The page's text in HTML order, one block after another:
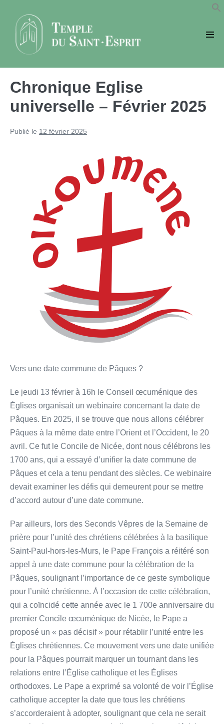
contenu
Chronique Eglise
universelle – Février 2025
Publié le 12 février 2025
Vers une date commune de Pâques ?
Le jeudi 13 février à 16h le Conseil œcuménique des
Églises organisait un webinaire concernant la date de
Pâques. En 2025, il se trouve que nous allons célébrer
Pâques à la même date entre l’Orient et l’Occident, le 20
avril. Ce fut le Concile de Nicée, dont nous célébrons les
1700 ans, qui a essayé d’unifier la date commune de
Pâques et cela a tenu pendant des siècles. Ce webinaire
devait examiner les défis qui demeurent pour se mettre
d’accord autour d’une date commune.
Par ailleurs, lors des Seconds Vêpres de la Semaine de
prière pour l’unité des chrétiens célébrées à la basilique
Saint-Paul-hors-les-Murs, le Pape François a réitéré son
appel à une date commune pour la célébration de la
Pâques, soulignant l’importance de ce geste symbolique
pour l’unité chrétienne. À l’occasion de cette célébration,
qui a coïncidé cette année avec le 1 700e anniversaire du
premier Concile œcuménique de Nicée, le Pape a
proposé un « pas décisif » pour rétablir l’unité entre les
Églises chrétiennes. Ce mouvement vers une date unifiée
pour la Pâques pourrait marquer un tournant dans les
relations entre l’Église catholique et les Églises
orthodoxes. Le Pape a exprimé sa volonté de voir l’Église
catholique accepter la date que tous les chrétiens
s’accorderaient à adopter, soulignant que cela ne serait